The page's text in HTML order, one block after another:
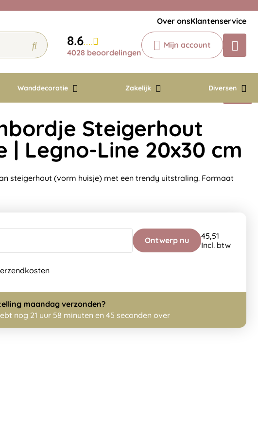
Over onsKlantenservice
8.6
4028 beoordelingen
Mijn account
Wanddecoratie Zakelijk Diversen
Chatbot
Chat 24/7 met onze chatbot voor
Contact
Steigerhout
| Legno-Line 20x30 cm
steigerhout (vorm huisje) met een trendy uitstraling. Formaat
Ontwerp nu
45,51
Incl. btw
maandag verzonden?
nog 21 uur 58 minuten en 44 seconden over